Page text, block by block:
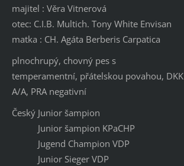
majitel : Věra Vitnerová
otec: C.I.B. Multich. Tony White Envisan
matka : CH. Agáta Berberis Carpatica
plnochrupý, chovný pes s
temperamentní, přátelskou povahou, DKK
A/A, PRA negativní
Český Junior šampion
Junior šampion KPaCHP
Jugend Champion VDP
Junior Sieger VDP